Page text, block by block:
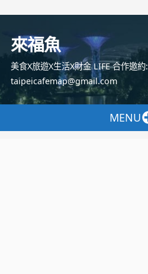
容
來福魚
美食X旅遊X生活X財金 LIFE 合作邀約:
taipeicafemap@gmail.com
MENU